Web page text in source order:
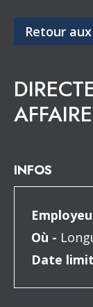
Retour
INFOS
Où -
Date